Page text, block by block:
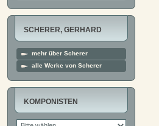
SCHERER, GERHARD
mehr über Scherer
alle Werke von Scherer
KOMPONISTEN